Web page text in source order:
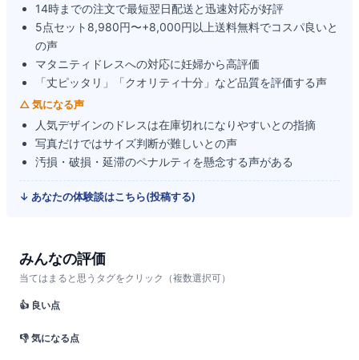
14時までの注文で最短翌日配送と迅速対応が好評
5点セット8,980円〜+8,000円以上送料無料でコスパ良いと
の声
マタニティドレスへの対応に妊婦から高評価
「丈ピッタリ」「クオリティ十分」など品質を評価する声
△ 気になる声
人気デザインのドレスは在庫切れになりやすいとの指摘
写真だけではサイズ判断が難しいとの声
汚損・破損・延滞のペナルティを懸念する声がある
↓ あなたの体験談はこちら(投稿する)
みんなの評価
当てはまると思うタグをクリック（複数選択可）
👍 良い点
👎 気になる点